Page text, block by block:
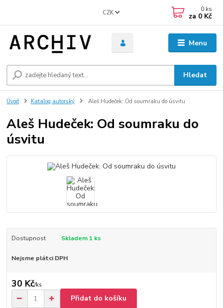
Menu
CZK
Hledat
0 ks
za 0 Kč
Úvod Katalog autorský Aleš Hudeček: Od soumraku do úsvitu
Aleš Hudeček: Od soumraku do
úsvitu
Dostupnost Skladem 1 ks
Nejsme plátci DPH
30 Kč/ks
Přidat do košíku